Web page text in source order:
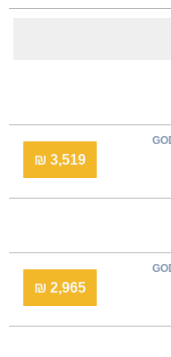
3,519 ₪
2,965 ₪